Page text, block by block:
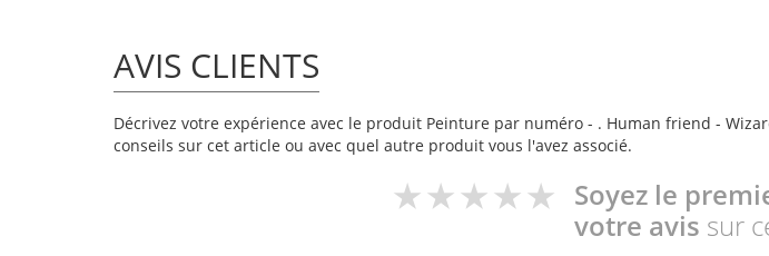
AVIS CLIENTS
Décrivez votre expérience avec le produit Peinture par numéro - . Human friend -
conseils sur cet article ou avec quel autre produit vous l'avez associé.
Soyez le
votre avis sur